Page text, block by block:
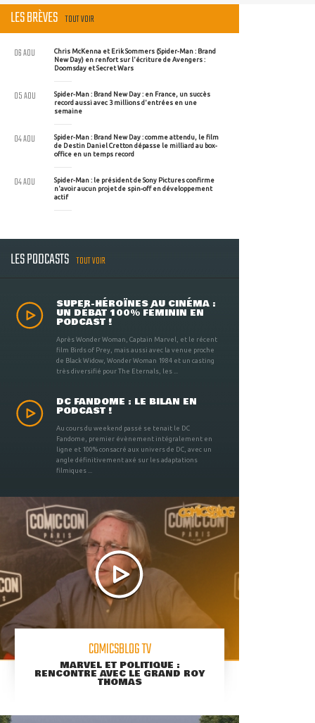
LES BRÈVES TOUT VOIR
Chris McKenna et Erik Sommers (Spider-Man : Brand
New Day) en renfort sur l'écriture de Avengers :
Doomsday et Secret Wars
06 AOU
Spider-Man : Brand New Day : en France, un succès
record aussi avec 3 millions d'entrées en une
semaine
05 AOU
Spider-Man : Brand New Day : comme attendu, le film
de Destin Daniel Cretton dépasse le milliard au box-
office en un temps record
04 AOU
Spider-Man : le président de Sony Pictures confirme
n'avoir aucun projet de spin-off en développement
actif
04 AOU
LES PODCASTS TOUT VOIR
SUPER-HÉROÏNES AU CINÉMA :
UN DÉBAT 100% FÉMININ EN
PODCAST !
Après Wonder Woman, Captain Marvel, et le récent
film Birds of Prey, mais aussi avec la venue proche
de Black Widow, Wonder Woman 1984 et un casting
très diversifié pour The Eternals, les ...
DC FANDOME : LE BILAN EN
PODCAST !
Au cours du weekend passé se tenait le DC
Fandome, premier évènement intégralement en
ligne et 100% consacré aux univers de DC, avec un
angle définitivement axé sur les adaptations
filmiques ...
COMICSBLOG TV
MARVEL ET POLITIQUE :
RENCONTRE AVEC LE GRAND ROY
THOMAS